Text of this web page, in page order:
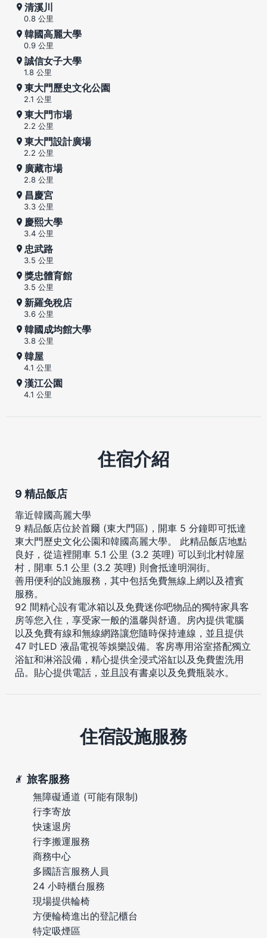
清溪川
0.8 公里
韓國高麗大學
0.9 公里
誠信女子大學
1.8 公里
東大門歷史文化公園
2.1 公里
東大門市場
2.2 公里
東大門設計廣場
2.2 公里
廣藏市場
2.8 公里
昌慶宮
3.3 公里
慶熙大學
3.4 公里
忠武路
3.5 公里
獎忠體育館
3.5 公里
新羅免稅店
3.6 公里
韓國成均館大學
3.8 公里
韓屋
4.1 公里
漢江公園
4.1 公里
住宿介紹
9 精品飯店
靠近韓國高麗大學
9 精品飯店位於首爾 (東大門區)，開車 5 分鐘即可抵達
東大門歷史文化公園和韓國高麗大學。 此精品飯店地點
良好，從這裡開車 5.1 公里 (3.2 英哩) 可以到北村韓屋
村，開車 5.1 公里 (3.2 英哩) 則會抵達明洞街。
善用便利的設施服務，其中包括免費無線上網以及禮賓
服務。
92 間精心設有電冰箱以及免費迷你吧物品的獨特家具客
房等您入住，享受家一般的溫馨與舒適。房內提供電腦
以及免費有線和無線網路讓您隨時保持連線，並且提供
47 吋LED 液晶電視等娛樂設備。客房專用浴室搭配獨立
浴缸和淋浴設備，精心提供全浸式浴缸以及免費盥洗用
品。貼心提供電話，並且設有書桌以及免費瓶裝水。
住宿設施服務
旅客服務
無障礙通道 (可能有限制)
行李寄放
快速退房
行李搬運服務
商務中心
多國語言服務人員
24 小時櫃台服務
現場提供輪椅
方便輪椅進出的登記櫃台
特定吸煙區